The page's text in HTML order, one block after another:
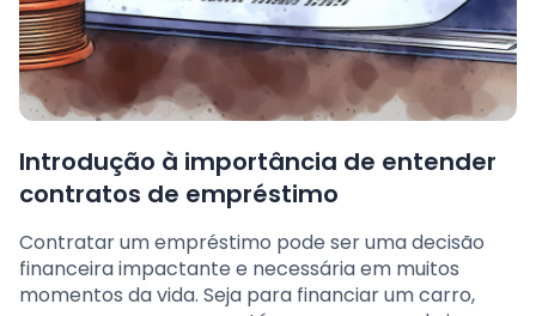
Introdução à importância de entender
contratos de empréstimo
Contratar um empréstimo pode ser uma decisão
financeira impactante e necessária em muitos
momentos da vida. Seja para financiar um carro,